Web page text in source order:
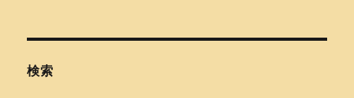
検索